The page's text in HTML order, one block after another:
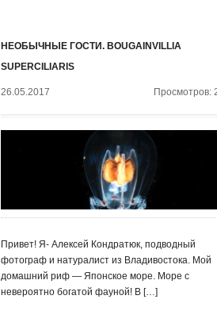
НЕОБЫЧНЫЕ ГОСТИ. BOUGAINVILLIA
SUPERCILIARIS
26.05.2017 Просмотров:
Привет! Я- Алексей Кондратюк, подводный
фотограф и натуралист из Владивостока. Мой
домашний риф — Японское море. Море с
невероятно богатой фауной! В […]